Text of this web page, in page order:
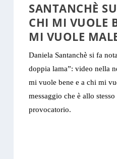
SANTANCHÈ
CHI MI VUOLE
MI VUOLE
Daniela Santanchè si fa
doppia lama”: video nella
mi vuole bene e a chi mi
messaggio che è allo
provocatorio.